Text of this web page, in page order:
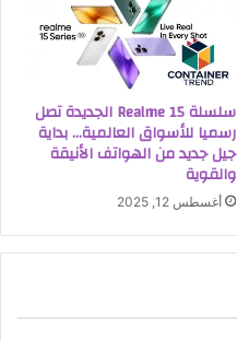
سلسلة Realme 15 الجديدة تصل
رسميا للأسواق العالمية… بداية
جيل جديد من الهواتف الأنيقة
والقوية
أغسطس 12, 2025